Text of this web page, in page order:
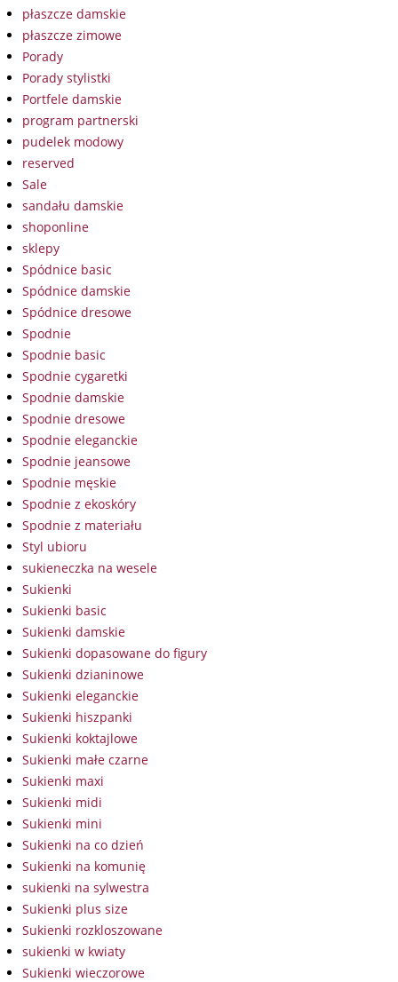
płaszcze damskie
płaszcze zimowe
Porady
Porady stylistki
Portfele damskie
program partnerski
pudelek modowy
reserved
Sale
sandału damskie
shoponline
sklepy
Spódnice basic
Spódnice damskie
Spódnice dresowe
Spodnie
Spodnie basic
Spodnie cygaretki
Spodnie damskie
Spodnie dresowe
Spodnie eleganckie
Spodnie jeansowe
Spodnie męskie
Spodnie z ekoskóry
Spodnie z materiału
Styl ubioru
sukieneczka na wesele
Sukienki
Sukienki basic
Sukienki damskie
Sukienki dopasowane do figury
Sukienki dzianinowe
Sukienki eleganckie
Sukienki hiszpanki
Sukienki koktajlowe
Sukienki małe czarne
Sukienki maxi
Sukienki midi
Sukienki mini
Sukienki na co dzień
Sukienki na komunię
sukienki na sylwestra
Sukienki plus size
Sukienki rozkloszowane
sukienki w kwiaty
Sukienki wieczorowe